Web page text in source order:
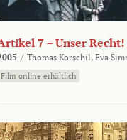
7 – Unser Recht!
/ Thomas Korschil, Eva
Film online erhältlich